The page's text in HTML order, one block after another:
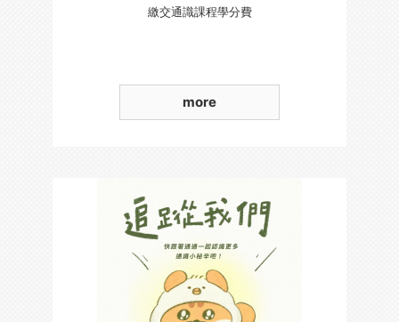
繳交通識課程學分費
more